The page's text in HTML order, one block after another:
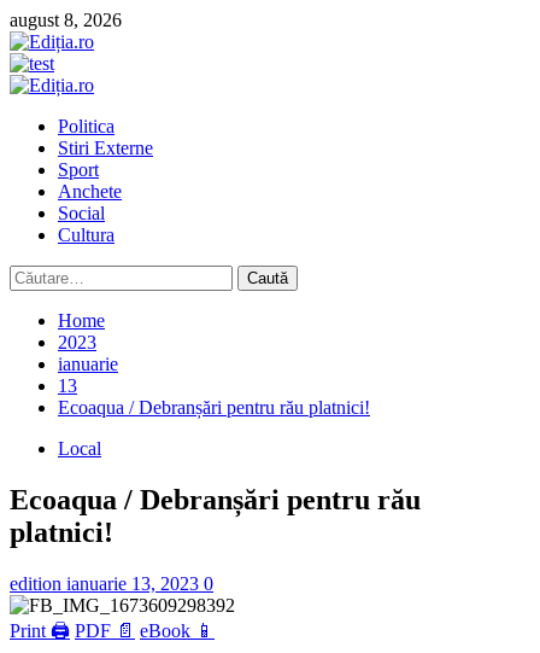
Skip
to
content
august 8, 2026
Primary
Politica
Stiri Externe
Sport
Anchete
Social
Cultura
Caută
după:
Home
2023
ianuarie
13
Ecoaqua / Debranșări pentru rău platnici!
Local
Ecoaqua / Debranșări pentru rău
platnici!
edition ianuarie 13, 2023 0
Print 🖨 PDF 📄 eBook 📱